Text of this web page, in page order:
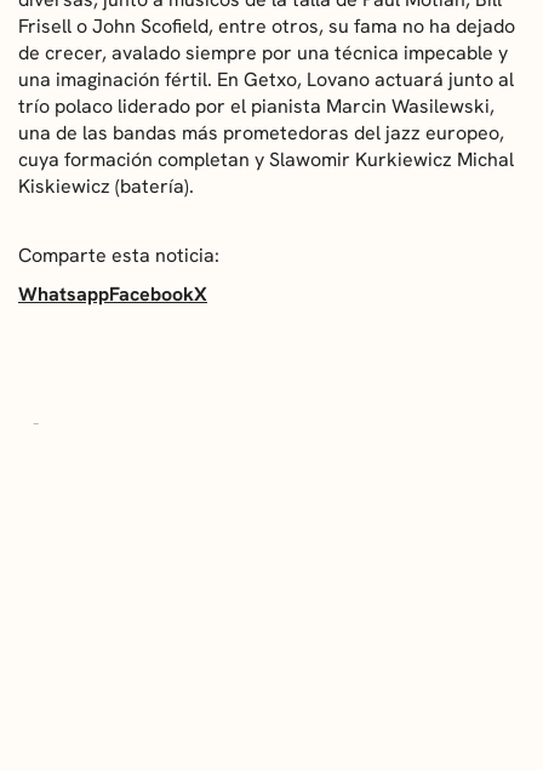
Frisell o John Scofield, entre otros, su fama no ha dejado
de crecer, avalado siempre por una técnica impecable y
una imaginación fértil. En Getxo, Lovano actuará junto al
trío polaco liderado por el pianista Marcin Wasilewski,
una de las bandas más prometedoras del jazz europeo,
cuya formación completan y Slawomir Kurkiewicz Michal
Kiskiewicz (batería).
Comparte esta noticia:
WhatsappFacebookX